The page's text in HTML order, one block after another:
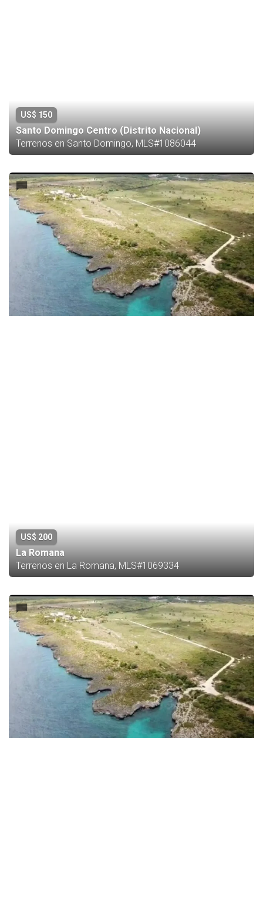
US$ 150
Santo Domingo Centro (Distrito Nacional)
Terrenos en Santo Domingo, MLS#1086044
US$ 200
La Romana
Terrenos en La Romana, MLS#1069334